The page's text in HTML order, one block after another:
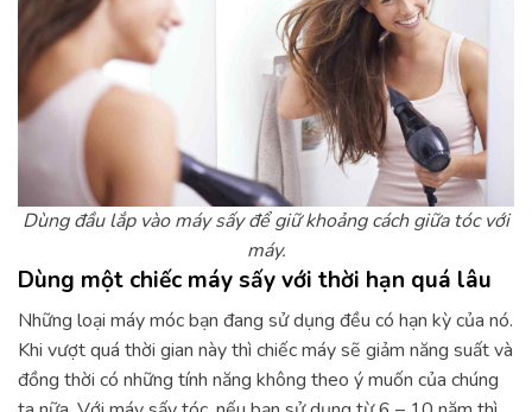
Dùng đầu lắp vào máy sấy để giữ khoảng cách giữa tóc với
máy.
Dùng một chiếc máy sấy với thời hạn quá lâu
Những loại máy móc bạn đang sử dụng đều có hạn kỳ của nó.
Khi vượt quá thời gian này thì chiếc máy sẽ giảm năng suất và
đồng thời có những tính năng không theo ý muốn của chúng